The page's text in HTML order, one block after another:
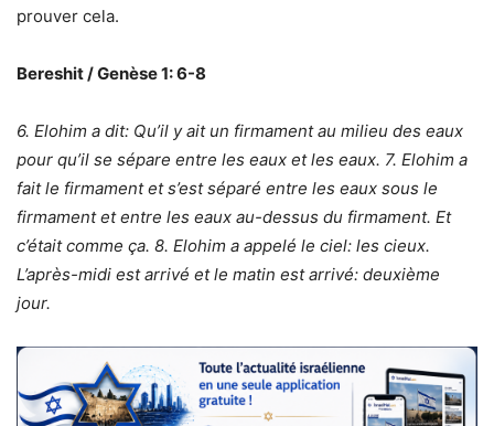
prouver cela.
Bereshit / Genèse 1: 6-8
6. Elohim a dit: Qu’il y ait un firmament au milieu des eaux
pour qu’il se sépare entre les eaux et les eaux. 7. Elohim a
fait le firmament et s’est séparé entre les eaux sous le
firmament et entre les eaux au-dessus du firmament. Et
c’était comme ça. 8. Elohim a appelé le ciel: les cieux.
L’après-midi est arrivé et le matin est arrivé: deuxième
jour.